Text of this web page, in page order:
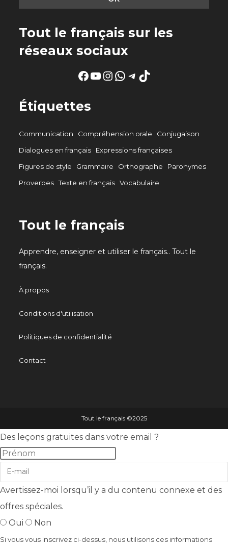
Tout le français sur les
réseaux sociaux
Facebook
YouTube
Instagram
WhatsApp
Telegram
TikTok
Étiquettes
Communication Compréhension orale
Conjugaison
Dialogues en français
Expressions françaises
Figures de style
Grammaire Orthographe
Paronymes
Proverbes Texte en français Vocabulaire
Tout le français
Apprendre, enseigner et utiliser le français.. Tout le
français.
À propos
Conditions d'utilisation
Politiques de confidentialité
Contact
Tout le français ©️2025
Des leçons gratuites dans votre email ?
Avertissez-moi lorsqu’il y a du contenu connexe et des
offres spéciales.
Oui
Non
Si vous vous inscrivez ci-dessus, nous utilisons ces informations